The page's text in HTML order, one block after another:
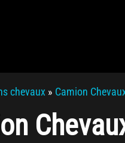
chevaux » Camion